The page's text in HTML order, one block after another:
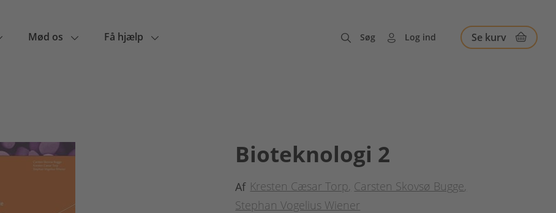
Mød os Få hjælp Søg Log ind Se kurv
Bioteknologi 2
Af Kresten Cæsar Torp Carsten Skovsø Bugge
Stephan Vogelius Wiener